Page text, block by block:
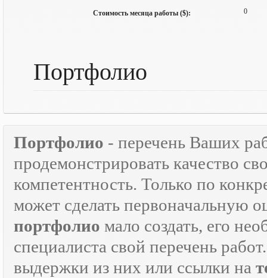
Стоимость месяца работы ($): 0
Портфолио
Портфолио - перечень Ваших
продемонстрировать качество
компетентность. Только по
может сделать первоначальную
портфолио мало создать, его
специалиста свой перечень
выдержки из них или ссылки на